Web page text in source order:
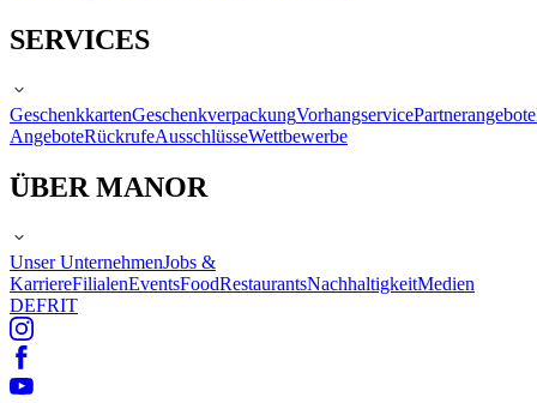
SERVICES
GeschenkkartenGeschenkverpackungVorhangservicePartnerangebote
AngeboteRückrufeAusschlüsseWettbewerbe
ÜBER MANOR
Unser UnternehmenJobs &
KarriereFilialenEventsFoodRestaurantsNachhaltigkeitMedien
DEFRIT